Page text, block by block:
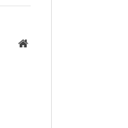
Website